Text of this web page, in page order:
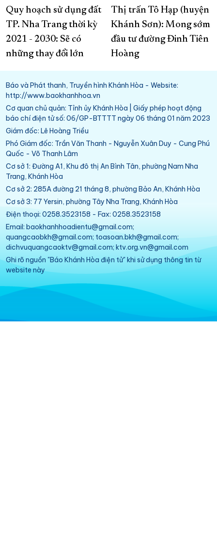
Quy hoạch sử dụng đất
TP. Nha Trang thời kỳ
2021 - 2030: Sẽ có
những thay đổi lớn
Thị trấn Tô Hạp (huyện
Khánh Sơn): Mong sớm
đầu tư đường Đinh Tiên
Hoàng
Báo và Phát thanh, Truyền hình Khánh Hòa - Website:
http://www.baokhanhhoa.vn
Cơ quan chủ quản: Tỉnh ủy Khánh Hòa | Giấy phép hoạt động
báo chí điện tử số: 06/GP-BTTTT ngày 06 tháng 01 năm 2023
Giám đốc: Lê Hoàng Triều
Phó Giám đốc: Trần Văn Thanh - Nguyễn Xuân Duy - Cung Phú
Quốc - Võ Thanh Lâm
Cơ sở 1: Đường A1, Khu đô thị An Bình Tân, phường Nam Nha
Trang, Khánh Hòa
Cơ sở 2: 285A đường 21 tháng 8, phường Bảo An, Khánh Hòa
Cơ sở 3: 77 Yersin, phường Tây Nha Trang, Khánh Hòa
Điện thoại: 0258.3523158 - Fax: 0258.3523158
Email: baokhanhhoadientu@gmail.com;
quangcaobkh@gmail.com; toasoan.bkh@gmail.com;
dichvuquangcaoktv@gmail.com; ktv.org.vn@gmail.com
Ghi rõ nguồn "Báo Khánh Hòa điện tử" khi sử dụng thông tin từ
website này